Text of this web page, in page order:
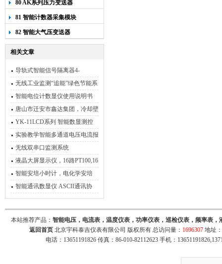
80 AK系列压力变送器
81 智能计数器采集模块
82 智能大气压变送器
相关文章
导轨式智能信号隔离器4-
20mA，0-5V，0-10V
无线工业监测“追能”绿色节能系
统监控平台
智能电位计数显仪使用说明书
唐山市迁安市鑫达集团，冷却壁
温度检测，炼铁厂现场安装加调
试
YK-11LCD系列 智能数显测控
仪 使用说明书
实验教学智能多通道电压电流报
警记录系统，30通道电压电流监
测仪
无线双串口监测系统
液晶大屏显示仪，16路PT100,16
路4-20ma，同时显示
智能安培小时计，电化学安培
计，电镀安时计
智能通讯数显仪 ASCII通讯协
议，Modbus协议
本站推荐产品： 智能电压，电流表，温度仪表，功率仪表，巡检仪表，频率表
返回首页 北京宇科泰吉仪表有限公司 版权所有 总访问量： 1696307 地址
电话：13651191826 传真：86-010-82112623 手机：